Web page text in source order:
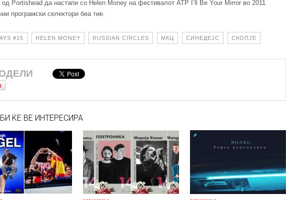
од Portishead да настапи со Helen Money на фестивалот ATP I’ll Be Your Mirror во 2011
програмски селектори беа тие.
#15 HELEN MONEY RUSSIAN CIRCLES МКЦ СИНЕДЕЈС СКОПЈЕ
ЌЕ ВЕ ИНТЕРЕСИРА